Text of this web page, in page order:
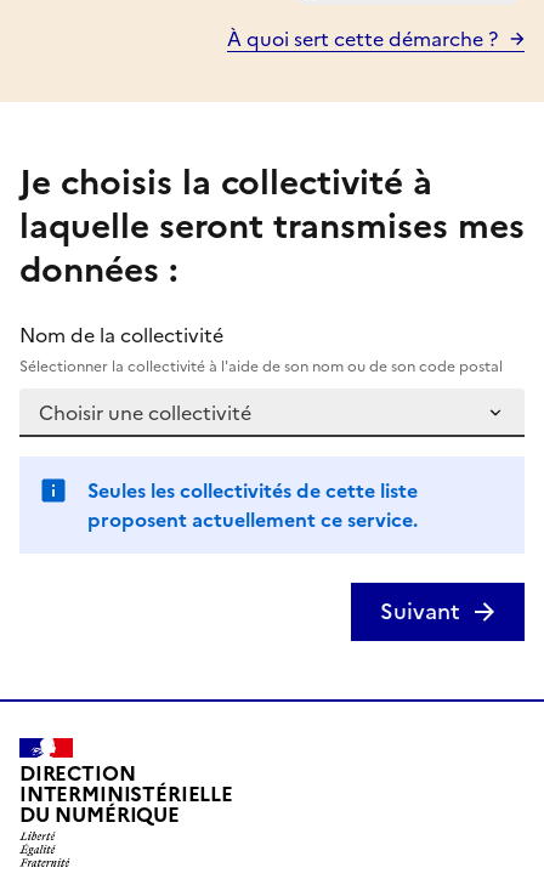
À quoi sert cette démarche ?
Je choisis la collectivité à
laquelle seront transmises mes
données :
Nom de la collectivité
Sélectionner la collectivité à l'aide de son nom ou de son code postal
Seules les collectivités de cette liste
proposent actuellement ce service.
Suivant
DIRECTION
INTERMINISTÉRIELLE
DU NUMÉRIQUE